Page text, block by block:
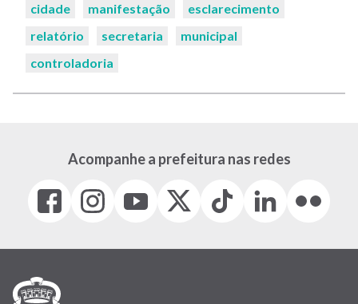
cidade
manifestação
esclarecimento
relatório
secretaria
municipal
controladoria
Acompanhe a prefeitura nas redes
Facebook
(link
em
janela)
Instagram
(link
em
(link
em
(Antigo
(link
Tiktok
(link
em
LinkedIn
(link
em
(link
em